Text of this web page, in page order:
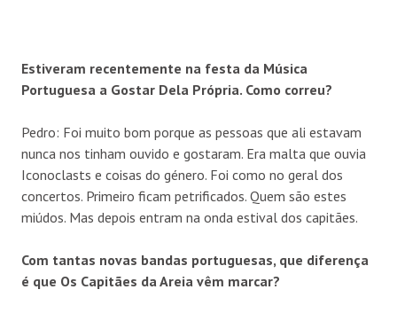
Estiveram recentemente na festa da Música
Portuguesa a Gostar Dela Própria. Como correu?
Pedro: Foi muito bom porque as pessoas que ali estavam
nunca nos tinham ouvido e gostaram. Era malta que ouvia
Iconoclasts e coisas do género. Foi como no geral dos
concertos. Primeiro ficam petrificados. Quem são estes
miúdos. Mas depois entram na onda estival dos capitães.
Com tantas novas bandas portuguesas, que diferença
é que Os Capitães da Areia vêm marcar?